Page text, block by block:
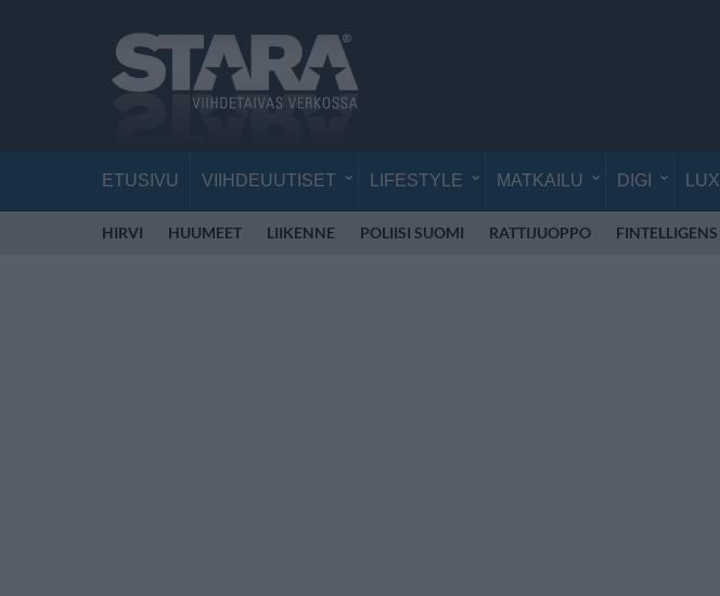
ETUSIVU VIIHDEUUTISET LIFESTYLE MATKAILU DIGI LUX
HIRVI HUUMEET LIIKENNE POLIISI SUOMI RATTIJUOPPO FINTELLIGENS